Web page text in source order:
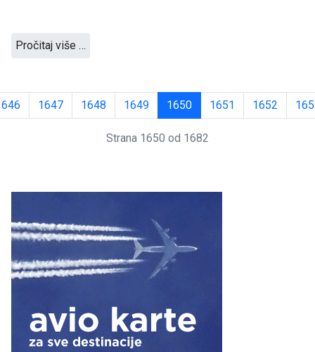
Pročitaj više …
1647 1648 1649 1650 1651 1652
Strana 1650 od 1682